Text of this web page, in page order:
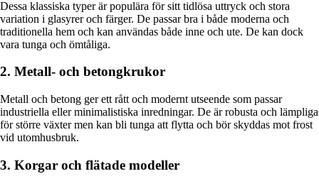
Dessa klassiska typer är populära för sitt tidlösa uttryck och stora
variation i glasyrer och färger. De passar bra i både moderna och
traditionella hem och kan användas både inne och ute. De kan dock
vara tunga och ömtåliga.
2. Metall- och betongkrukor
Metall och betong ger ett rått och modernt utseende som passar
industriella eller minimalistiska inredningar. De är robusta och lämpliga
för större växter men kan bli tunga att flytta och bör skyddas mot frost
vid utomhusbruk.
3. Korgar och flätade modeller